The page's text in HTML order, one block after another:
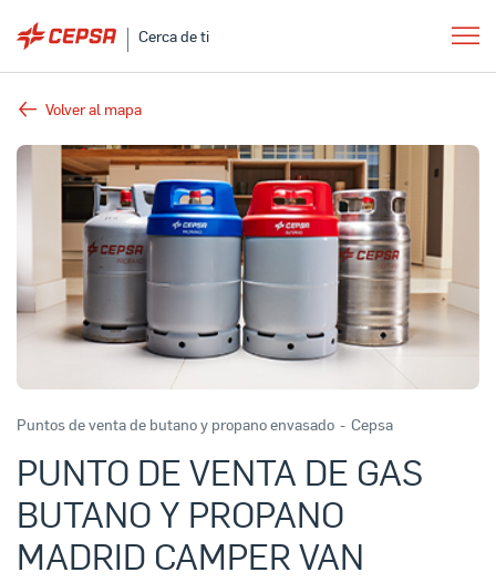
Cerca de ti
Volver al mapa
Puntos de venta de butano y propano envasado - Cepsa
PUNTO DE VENTA DE GAS
BUTANO Y PROPANO
MADRID CAMPER VAN